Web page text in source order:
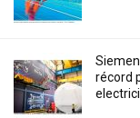
récord